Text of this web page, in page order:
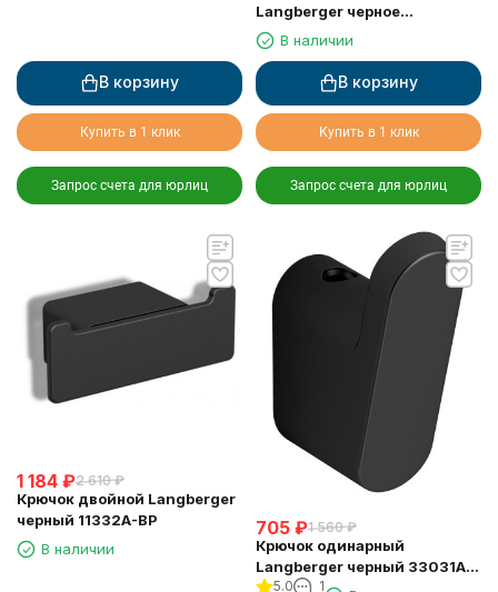
В корзину
Купить в 1 клик
Запрос счета для юрлиц
Langberger черное
поворотное с подсветкой
71585-3-BP
В наличии
В корзину
Купить в 1 клик
Запрос счета для юрлиц
1 184 ₽2 610 ₽
Крючок двойной Langberger
черный 11332A-BP
В наличии
705 ₽1 560 ₽
Крючок одинарный
Langberger черный 33031A-
BP5.0 1